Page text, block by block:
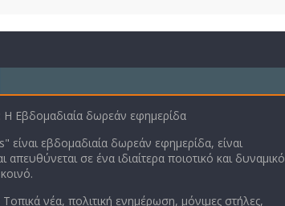
Η Εβδομαδιαία δωρεάν εφημερίδα
είναι εβδομαδιαία δωρεάν εφημερίδα, είναι
απευθύνεται σε ένα ιδιαίτερα ποιοτικό και δυναμικό
νέα, πολιτική ενημέρωση, μόνιμες στήλες,